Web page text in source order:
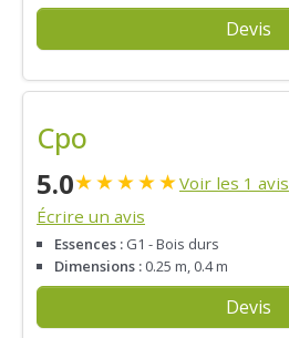
Devis
Cpo
5.0★★★★★Voir les 1 avis
Écrire un avis
Essences : G1 - Bois durs
Dimensions : 0.25 m, 0.4 m
Devis